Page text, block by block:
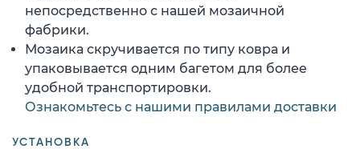
непосредственно с нашей мозаичной
фабрики.
Мозаика скручивается по типу ковра и
упаковывается одним багетом для более
удобной транспортировки.
Ознакомьтесь с нашими правилами доставки
УСТАНОВКА